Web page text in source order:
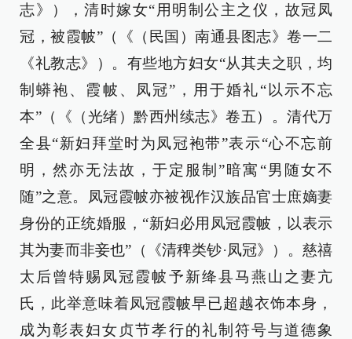
志》），清时嫁女“用明制公主之仪，故冠凤
冠，被霞帔”（《（民国）南通县图志》卷一二
《礼教志》）。有些地方妇女“从其夫之职，均
制蟒袍、霞帔、凤冠”，用于婚礼“以示不忘
本”（《（光绪）黔西州续志》卷五）。清代万
全县“新妇拜堂时为凤冠袍带”表示“心不忘前
明，然亦无法故，于定服制”暗寓“男随女不
随”之意。凤冠霞帔亦被视作汉族品官士庶嫡妻
身份的正统婚服，“新妇必用凤冠霞帔，以表示
其为妻而非妾也”（《清稗类钞·凤冠》）。慈禧
太后曾特赐凤冠霞帔予新绛县马燕山之妻亢
氏，此举意味着凤冠霞帔早已超越衣饰本身，
成为彰表妇女贞节孝行的礼制符号与道德象